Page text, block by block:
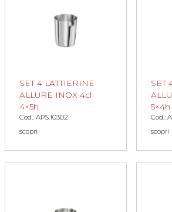
SET 4 LATTIERINE
ALLURE INOX 4cl
4×5h
Cod.: APS.10302
scopri
SET
5×4h
Cod.:
scopri